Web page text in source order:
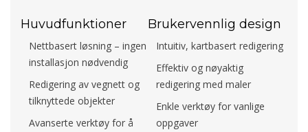
Huvudfunktioner
Nettbasert løsning – ingen
installasjon nødvendig
Redigering av vegnett og
tilknyttede objekter
Avanserte verktøy for å
Brukervennlig design
Intuitiv, kartbasert redigering
Effektiv og nøyaktig
redigering med maler
Enkle verktøy for vanlige
oppgaver